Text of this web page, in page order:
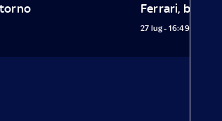
Ferrari,
27 lug - 16:49